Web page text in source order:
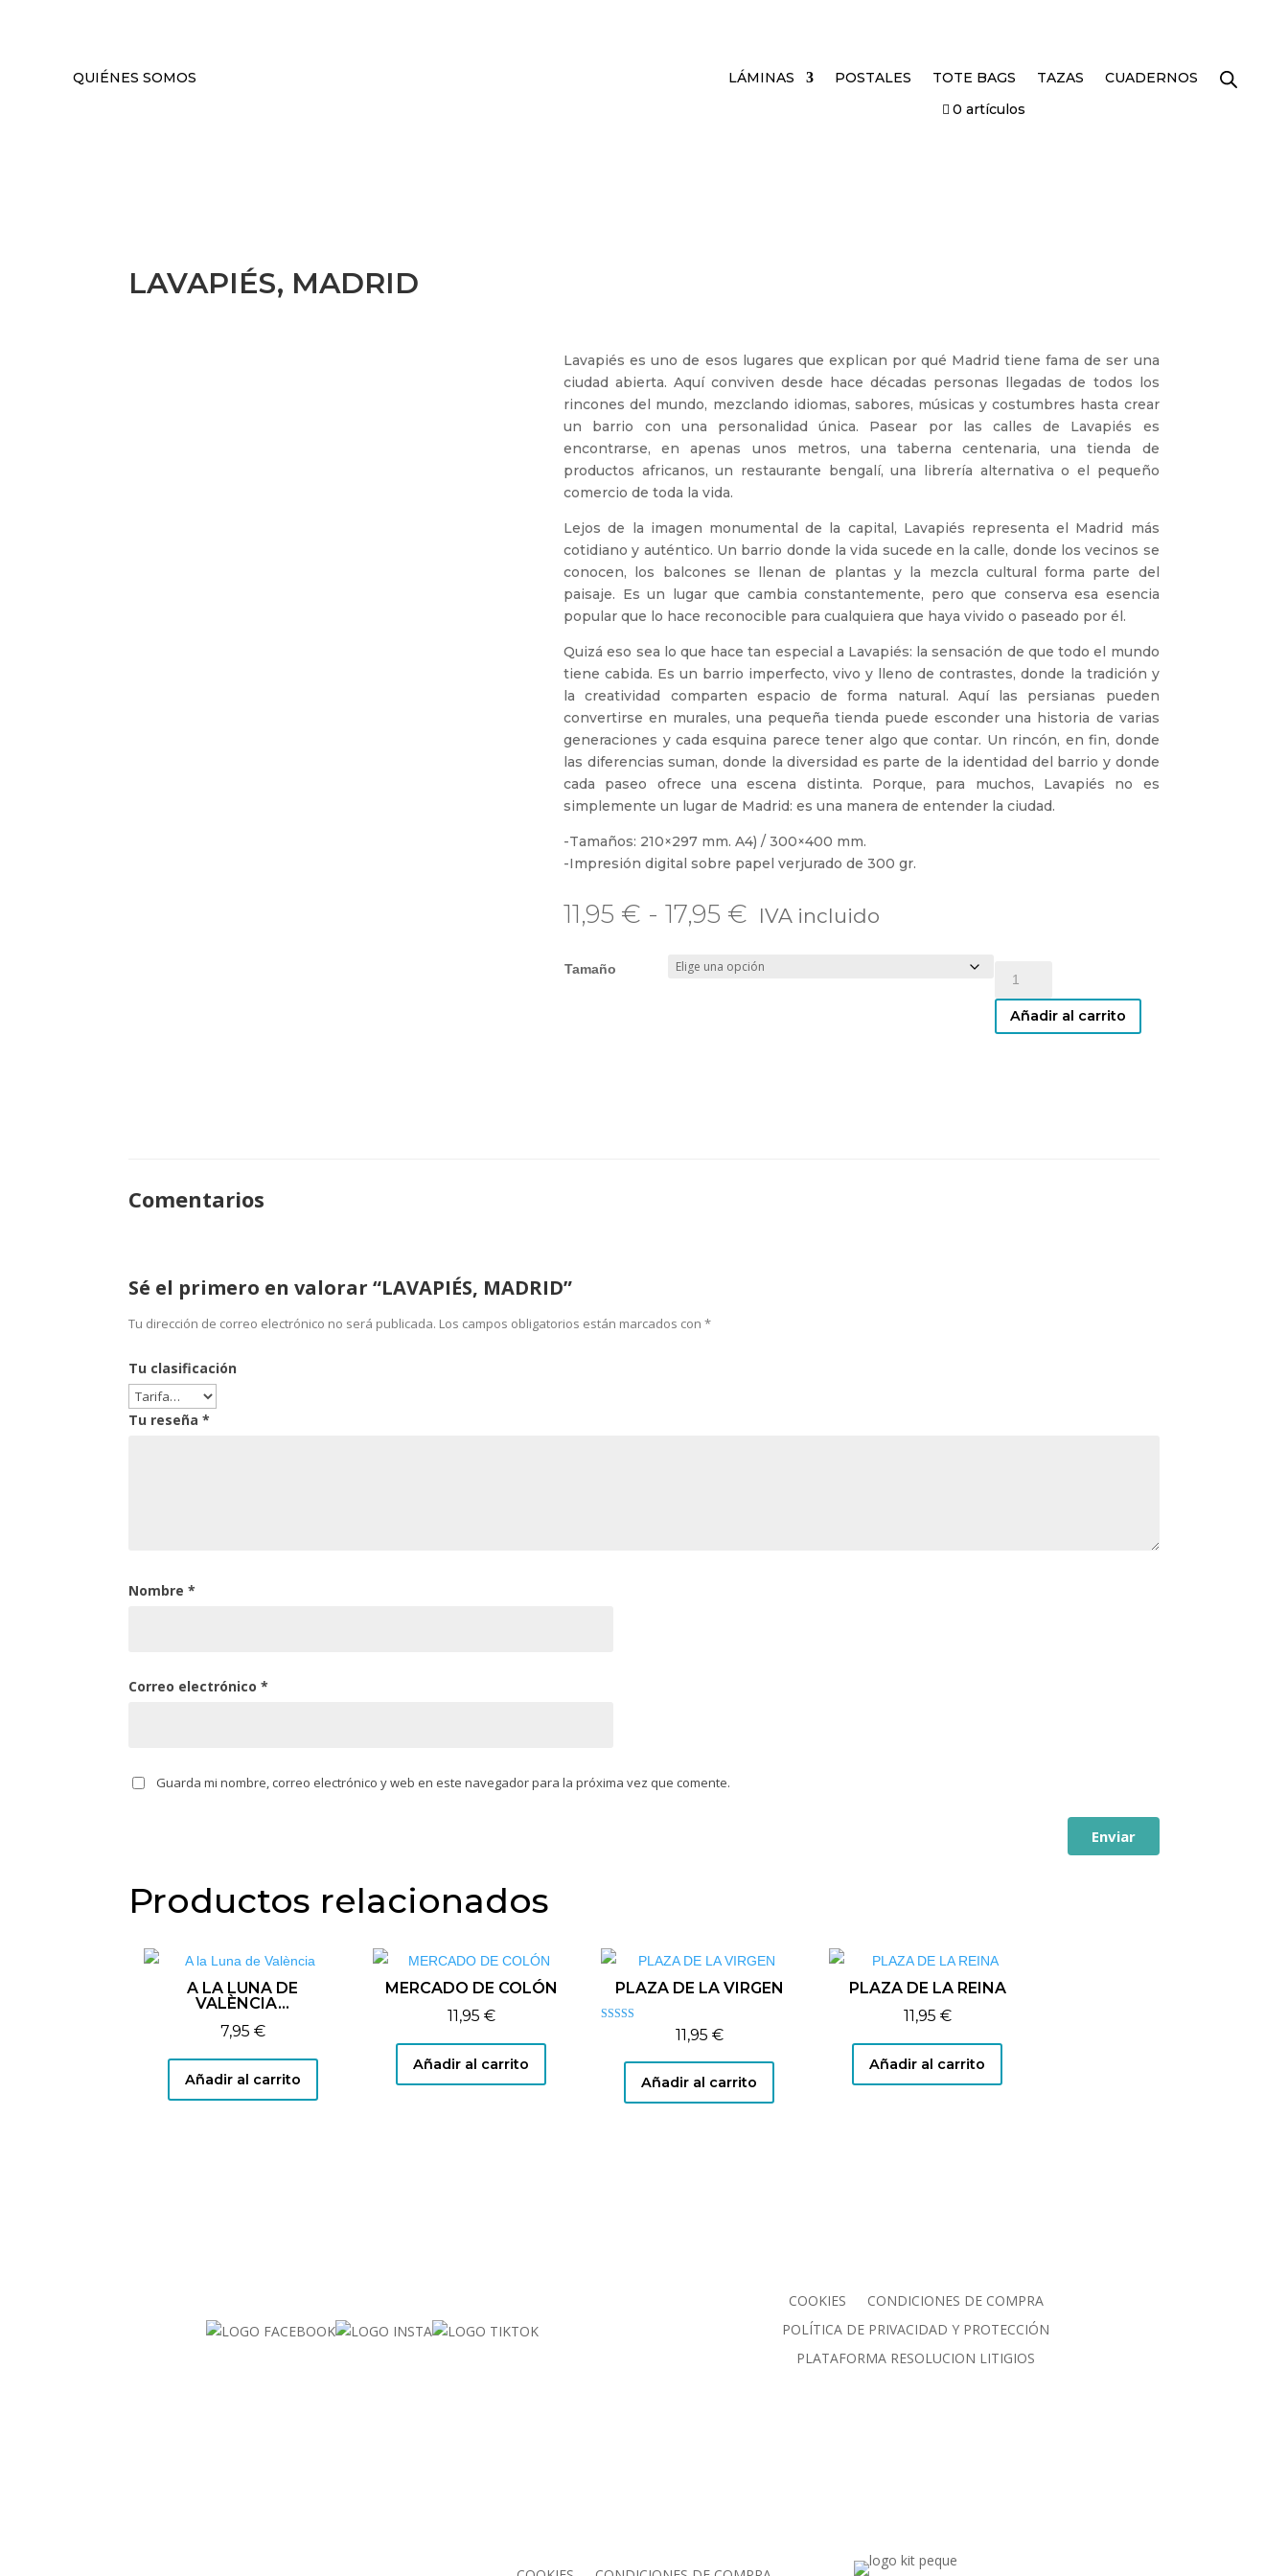
QUIÉNES SOMOS LÁMINAS POSTALES TOTE BAGS TAZAS
CUADERNOS
0 artículos
LAVAPIÉS, MADRID
Lavapiés es uno de esos lugares que explican por qué Madrid tiene fama de ser una
ciudad abierta. Aquí conviven desde hace décadas personas llegadas de todos los
rincones del mundo, mezclando idiomas, sabores, músicas y costumbres hasta crear
un barrio con una personalidad única. Pasear por las calles de Lavapiés es
encontrarse, en apenas unos metros, una taberna centenaria, una tienda de
productos africanos, un restaurante bengalí, una librería alternativa o el pequeño
comercio de toda la vida.
Lejos de la imagen monumental de la capital, Lavapiés representa el Madrid más
cotidiano y auténtico. Un barrio donde la vida sucede en la calle, donde los vecinos se
conocen, los balcones se llenan de plantas y la mezcla cultural forma parte del
paisaje. Es un lugar que cambia constantemente, pero que conserva esa esencia
popular que lo hace reconocible para cualquiera que haya vivido o paseado por él.
Quizá eso sea lo que hace tan especial a Lavapiés: la sensación de que todo el mundo
tiene cabida. Es un barrio imperfecto, vivo y lleno de contrastes, donde la tradición y
la creatividad comparten espacio de forma natural. Aquí las persianas pueden
convertirse en murales, una pequeña tienda puede esconder una historia de varias
generaciones y cada esquina parece tener algo que contar. Un rincón, en fin, donde
las diferencias suman, donde la diversidad es parte de la identidad del barrio y donde
cada paseo ofrece una escena distinta. Porque, para muchos, Lavapiés no es
simplemente un lugar de Madrid: es una manera de entender la ciudad.
-Tamaños: 210×297 mm. A4) / 300×400 mm.
-Impresión digital sobre papel verjurado de 300 gr.
11,95 € - 17,95 € Rango
precios:
desde
Tamaño
cantidad
Añadir al carrito
Comentarios
Sé el primero en valorar “LAVAPIÉS, MADRID”
Tu dirección de correo electrónico no será publicada. Los campos obligatorios están marcados con*
Tu clasificación
Tu reseña*
Nombre*
Correo electrónico*
Guarda mi nombre, correo electrónico y web en este navegador para la próxima vez que comente.
Enviar
Productos relacionados
A LA LUNA DE
VALÈNCIA…
7,95 €
Añadir al carrito
MERCADO DE COLÓN
11,95 €
Añadir al carrito
PLAZA DE LA VIRGEN
11,95 €
Añadir al carrito
PLAZA DE LA REINA
11,95 €
Añadir al carrito
COOKIES
CONDICIONES DE COMPRA
POLÍTICA DE PRIVACIDAD Y PROTECCIÓN
PLATAFORMA RESOLUCION LITIGIOS